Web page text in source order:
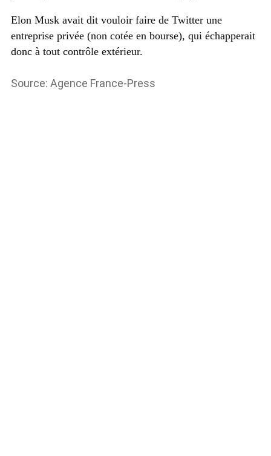
Elon Musk avait dit vouloir faire de Twitter une
entreprise privée (non cotée en bourse), qui échapperait
donc à tout contrôle extérieur.
Source: Agence France-Press